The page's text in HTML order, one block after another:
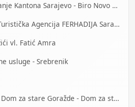
J.U. Služba za zapošljavanje Kantona Sarajevo - Biro Novo Sarajevo
Centrotours - Putnička-Turistička Agencija FERHADIJA Sarajevo
vl. Fatić Amra
usluge - Srebrenik
Starački dom Goražde - Dom za stare Goražde - Dom za stara lica Goražde